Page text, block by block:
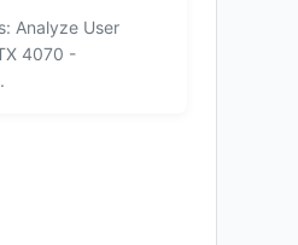
Analyze User
4070 -